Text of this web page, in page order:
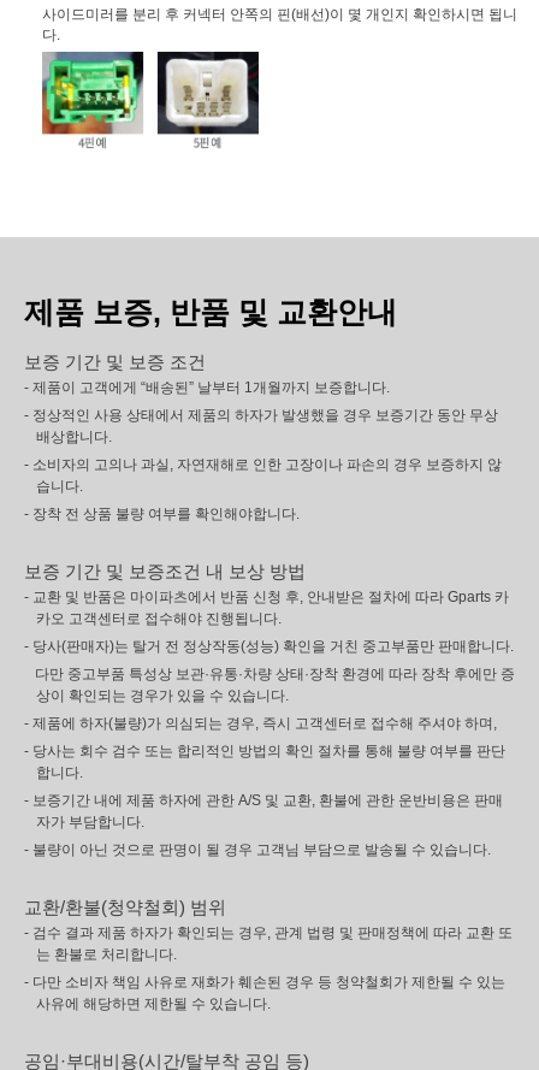
사이드미러를 분리 후 커넥터 안쪽의 핀(배선)이 몇 개인지 확인하시면 됩니
다.
제품 보증, 반품 및 교환안내
보증 기간 및 보증 조건
- 제품이 고객에게 “배송된” 날부터 1개월까지 보증합니다.
- 정상적인 사용 상태에서 제품의 하자가 발생했을 경우 보증기간 동안 무상
배상합니다.
- 소비자의 고의나 과실, 자연재해로 인한 고장이나 파손의 경우 보증하지 않
습니다.
- 장착 전 상품 불량 여부를 확인해야합니다.
보증 기간 및 보증조건 내 보상 방법
- 교환 및 반품은 마이파츠에서 반품 신청 후, 안내받은 절차에 따라 Gparts 카
카오 고객센터로 접수해야 진행됩니다.
- 당사(판매자)는 탈거 전 정상작동(성능) 확인을 거친 중고부품만 판매합니다.
다만 중고부품 특성상 보관·유통·차량 상태·장착 환경에 따라 장착 후에만 증
상이 확인되는 경우가 있을 수 있습니다.
- 제품에 하자(불량)가 의심되는 경우, 즉시 고객센터로 접수해 주셔야 하며,
- 당사는 회수 검수 또는 합리적인 방법의 확인 절차를 통해 불량 여부를 판단
합니다.
- 보증기간 내에 제품 하자에 관한 A/S 및 교환, 환불에 관한 운반비용은 판매
자가 부담합니다.
- 불량이 아닌 것으로 판명이 될 경우 고객님 부담으로 발송될 수 있습니다.
교환/환불(청약철회) 범위
- 검수 결과 제품 하자가 확인되는 경우, 관계 법령 및 판매정책에 따라 교환 또
는 환불로 처리합니다.
- 다만 소비자 책임 사유로 재화가 훼손된 경우 등 청약철회가 제한될 수 있는
사유에 해당하면 제한될 수 있습니다.
공임·부대비용(시간/탈부착 공임 등)